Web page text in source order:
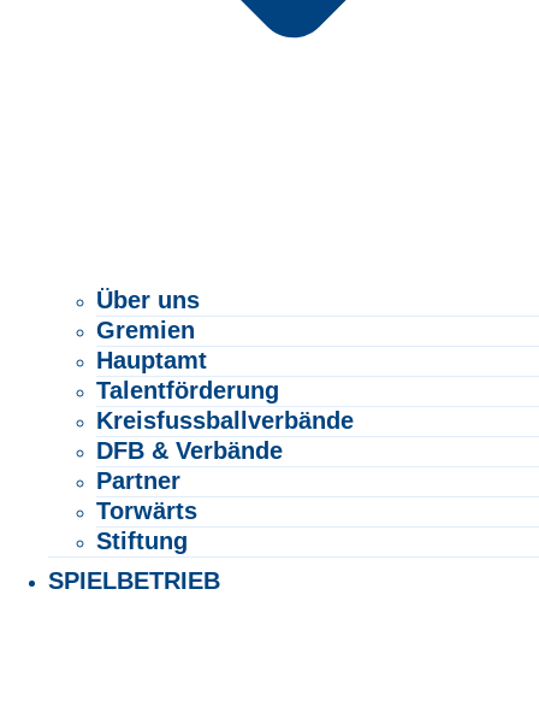
Über uns
Gremien
Hauptamt
Talentförderung
Kreisfussballverbände
DFB & Verbände
Partner
Torwärts
Stiftung
SPIELBETRIEB